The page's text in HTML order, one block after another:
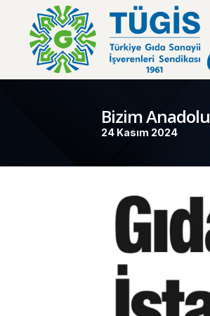
Bizim Anadolu
24 Kasım 2024